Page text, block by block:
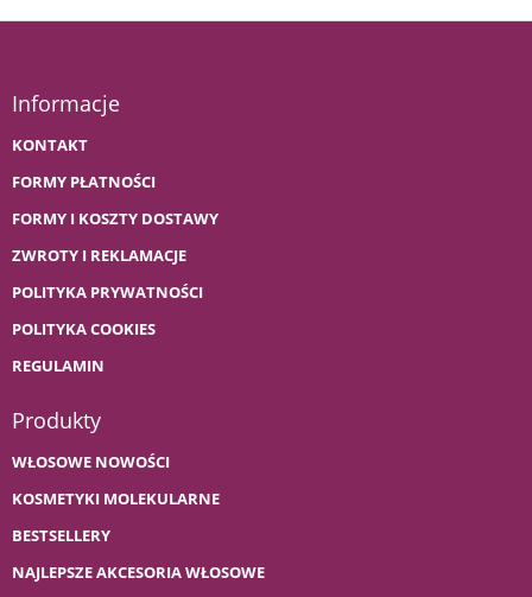
Informacje
KONTAKT
FORMY PŁATNOŚCI
FORMY I KOSZTY DOSTAWY
ZWROTY I REKLAMACJE
POLITYKA PRYWATNOŚCI
POLITYKA COOKIES
REGULAMIN
Produkty
WŁOSOWE NOWOŚCI
KOSMETYKI MOLEKULARNE
BESTSELLERY
NAJLEPSZE AKCESORIA WŁOSOWE